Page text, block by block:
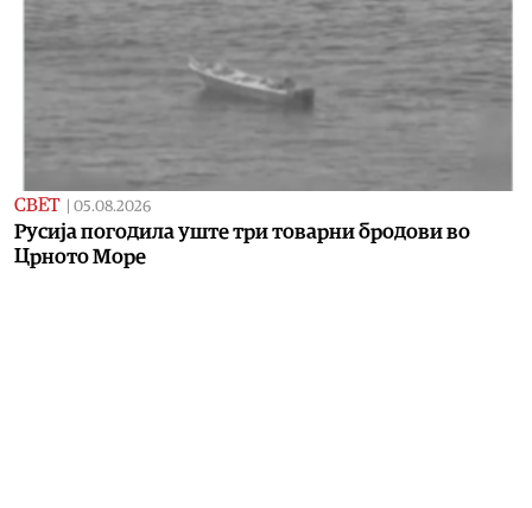
СВЕТ 05.08.2026
Русија погодила уште три товарни бродови во
Црното Море